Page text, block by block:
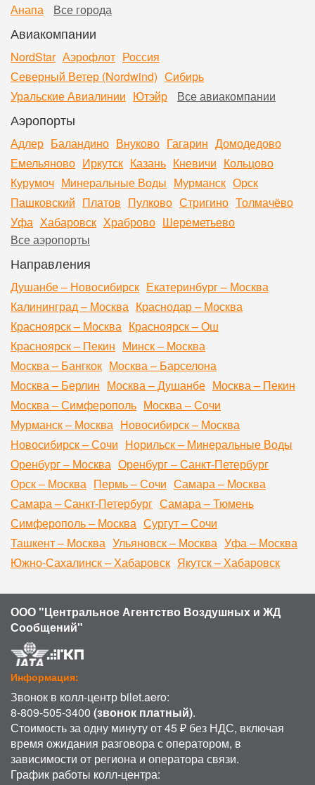
Анапа
Все города
Авиакомпании
NordStar Аэрофлот Россия
Северный Ветер (Nordwind) Сибирь
Уральские Авиалинии Ютэйр Все авиакомпании
Аэропорты
Адлер Баландино Внуково Гагарин Домодедово
Емельяново Иркутск Казань Кневичи Кольцово
Курумоч Минеральные Воды Мурманск Орск
Пашковский Платов Пулково Стригино Толмачёво
Уфа Хабаровск Храброво Шереметьево
Все аэропорты
Направления
Душанбе – Новосибирск Екатеринбург – Москва
Калининград – Москва Краснодар – Москва
Красноярск – Москва Красноярск – Ош
Красноярск – Пекин Минск – Москва
Москва – Бангкок Москва – Барселона
Москва – Берлин Москва – Душанбе Москва – Пекин
Москва – Симферополь Москва – Сочи
Мурманск – Москва Новосибирск – Москва
Новосибирск – Сочи Норильск – Минеральные Воды
Оренбург – Москва Оренбург – Санкт-Петербург
Орск – Москва Пермь – Сочи Самара – Москва
Самара – Санкт-Петербург Самара – Тюмень
Симферополь – Москва Сургут – Сочи
Ташкент – Москва Ульяновск – Москва Уфа – Москва
Южно-Сахалинск – Хабаровск Якутск – Хабаровск
ООО "Центральное Агентство Воздушных и ЖД
Сообщений"
Информация:
Звонок в колл-центр bilet.aero:
8-809-505-3400 (звонок платный).
Стоимость за одну минуту от 45 ₽ без НДС, включая
время ожидания разговора с оператором, в
зависимости от региона и оператора связи.
График работы колл-центра: